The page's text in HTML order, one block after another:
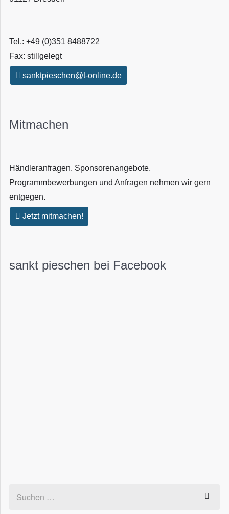
Tel.: +49 (0)351 8488722
Fax: stillgelegt
sanktpieschen@t-online.de
Mitmachen
Händleranfragen, Sponsorenangebote,
Programmbewerbungen und Anfragen nehmen wir gern
entgegen.
Jetzt mitmachen!
sankt pieschen bei Facebook